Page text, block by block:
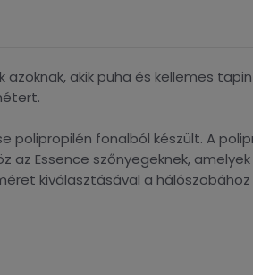
akik puha és kellemes
polipropilén fonalból készült. A
Essence szőnyegeknek,
kiválasztásával a